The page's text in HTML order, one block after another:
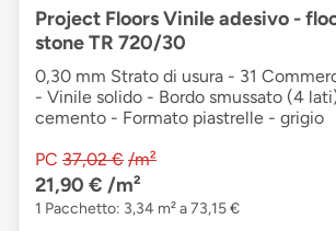
Project Floors Vinile adesivo -
stone TR 720/30
0,30 mm Strato di usura - 31
- Vinile solido - Bordo smussato (4
cemento - Formato piastrelle - grigio
PC 37,02 € /m²
21,90 € /m²
1 Pacchetto: 3,34 m² a 73,15 €